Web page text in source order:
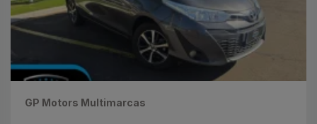
GP Motors Multimarcas